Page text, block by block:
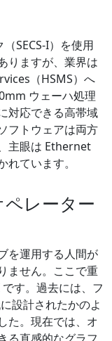
SECS-I）を使用
りますが、業界は
（HSMS）へ
ウェーハ処理
対応できる高帯域
フトウェアは両方
主眼は Ethernet
ています。
ペレーター
を運用する人間が
ません。ここで重
す。過去には、フ
設計されたかのよ
た。現在では、オ